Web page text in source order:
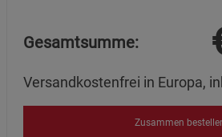
Gesamtsumme:
Versandkostenfrei in Europa,
Zusammen